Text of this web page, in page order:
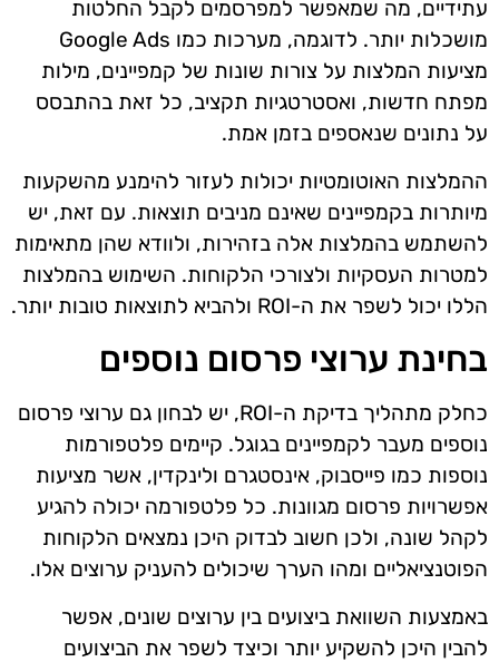
עתידיים, מה שמאפשר למפרסמים לקבל החלטות
מושכלות יותר. לדוגמה, מערכות כמו Google Ads
מציעות המלצות על צורות שונות של קמפיינים, מילות
מפתח חדשות, ואסטרטגיות תקציב, כל זאת בהתבסס
על נתונים שנאספים בזמן אמת.
ההמלצות האוטומטיות יכולות לעזור להימנע מהשקעות
מיותרות בקמפיינים שאינם מניבים תוצאות. עם זאת, יש
להשתמש בהמלצות אלה בזהירות, ולוודא שהן מתאימות
למטרות העסקיות ולצורכי הלקוחות. השימוש בהמלצות
הללו יכול לשפר את ה-ROI ולהביא לתוצאות טובות יותר.
בחינת ערוצי פרסום נוספים
כחלק מתהליך בדיקת ה-ROI, יש לבחון גם ערוצי פרסום
נוספים מעבר לקמפיינים בגוגל. קיימים פלטפורמות
נוספות כמו פייסבוק, אינסטגרם ולינקדין, אשר מציעות
אפשרויות פרסום מגוונות. כל פלטפורמה יכולה להגיע
לקהל שונה, ולכן חשוב לבדוק היכן נמצאים הלקוחות
הפוטנציאליים ומהו הערך שיכולים להעניק ערוצים אלו.
באמצעות השוואת ביצועים בין ערוצים שונים, אפשר
להבין היכן להשקיע יותר וכיצד לשפר את הביצועים